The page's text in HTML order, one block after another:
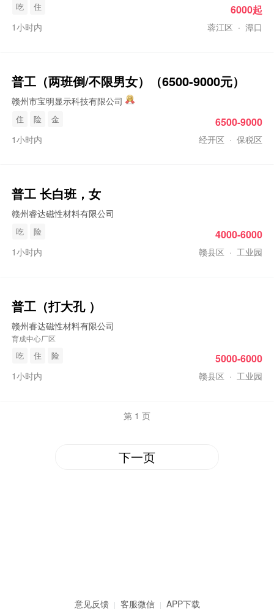
吃 住
1小时内 蓉江区 · 潭口
6000起
普工 （两班倒/不限男女）（6500-9000元）
赣州市宝明显示科技有限公司
住 险 金
1小时内 经开区 · 保税区
6500-9000
普工 长白班，女
赣州睿达磁性材料有限公司
吃 险
1小时内 赣县区 · 工业园
4000-6000
普工 （打大孔 ）
赣州睿达磁性材料有限公司
育成中心厂区
吃 住 险
1小时内 赣县区 · 工业园
5000-6000
第 1 页
下一页
意见反馈 | 客服微信 | APP下载